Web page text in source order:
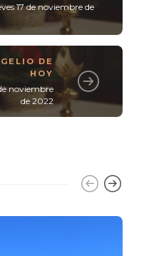
17 de noviembre de
DE
HOY
noviembre
de 2022